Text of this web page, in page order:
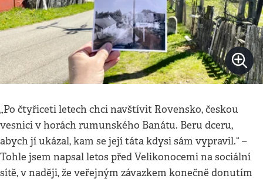
„Po čtyřiceti letech chci navštívit Rovensko, českou
vesnici v horách rumunského Banátu. Beru dceru,
abych jí ukázal, kam se její táta kdysi sám vypravil.“ –
Tohle jsem napsal letos před Velikonocemi na sociální
sítě, v naději, že veřejným závazkem konečně donutím